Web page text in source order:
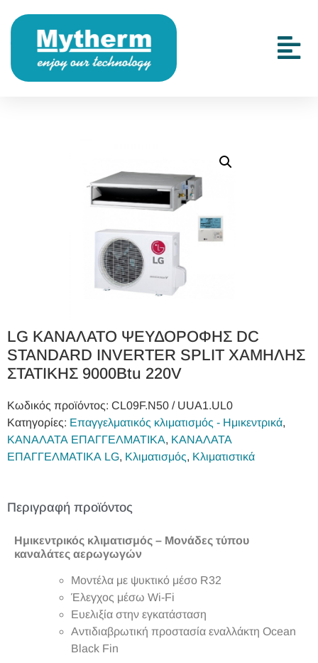
LG ΚΑΝΑΛΑΤΟ ΨΕΥΔΟΡΟΦΗΣ DC
STANDARD INVERTER SPLIT ΧΑΜΗΛΗΣ
ΣΤΑΤΙΚΗΣ 9000Btu 220V
Κωδικός προϊόντος: CL09F.N50 / UUA1.UL0
Κατηγορίες: Επαγγελματικός κλιματισμός - Ημικεντρικά,
ΚΑΝΑΛΑΤΑ ΕΠΑΓΓΕΛΜΑΤΙΚΑ, ΚΑΝΑΛΑΤΑ
ΕΠΑΓΓΕΛΜΑΤΙΚΑ LG, Κλιματισμός, Κλιματιστικά
Περιγραφή προϊόντος
Ημικεντρικός κλιματισμός – Μονάδες τύπου
καναλάτες αερωγωγών
Μοντέλα με ψυκτικό μέσο R32
Έλεγχος μέσω Wi-Fi
Ευελιξία στην εγκατάσταση
Αντιδιαβρωτική προστασία εναλλάκτη Οcean
Black Fin